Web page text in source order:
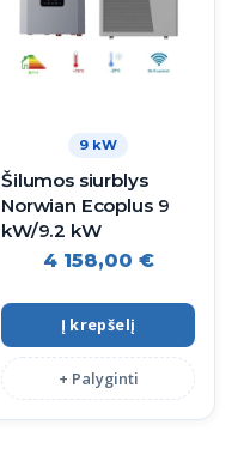
9 kW
Šilumos siurblys
Norwian Ecoplus 9
kW/9.2 kW
4 158,00 €
Į krepšelį
+ Palyginti